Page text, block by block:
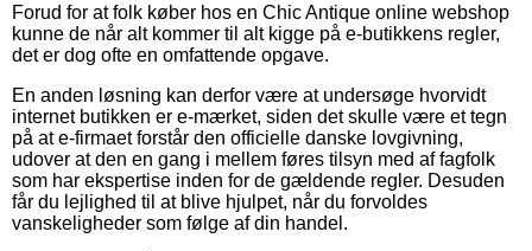
Forud for at folk køber hos en Chic Antique online webshop
kunne de når alt kommer til alt kigge på e-butikkens regler,
det er dog ofte en omfattende opgave.
En anden løsning kan derfor være at undersøge hvorvidt
internet butikken er e-mærket, siden det skulle være et tegn
på at e-firmaet forstår den officielle danske lovgivning,
udover at den en gang i mellem føres tilsyn med af fagfolk
som har ekspertise inden for de gældende regler. Desuden
får du lejlighed til at blive hjulpet, når du forvoldes
vanskeligheder som følge af din handel.